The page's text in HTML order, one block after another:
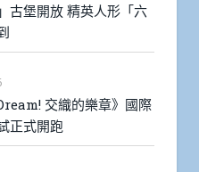
古堡開放 精英人形「六
交織的樂章》國際
正式開跑